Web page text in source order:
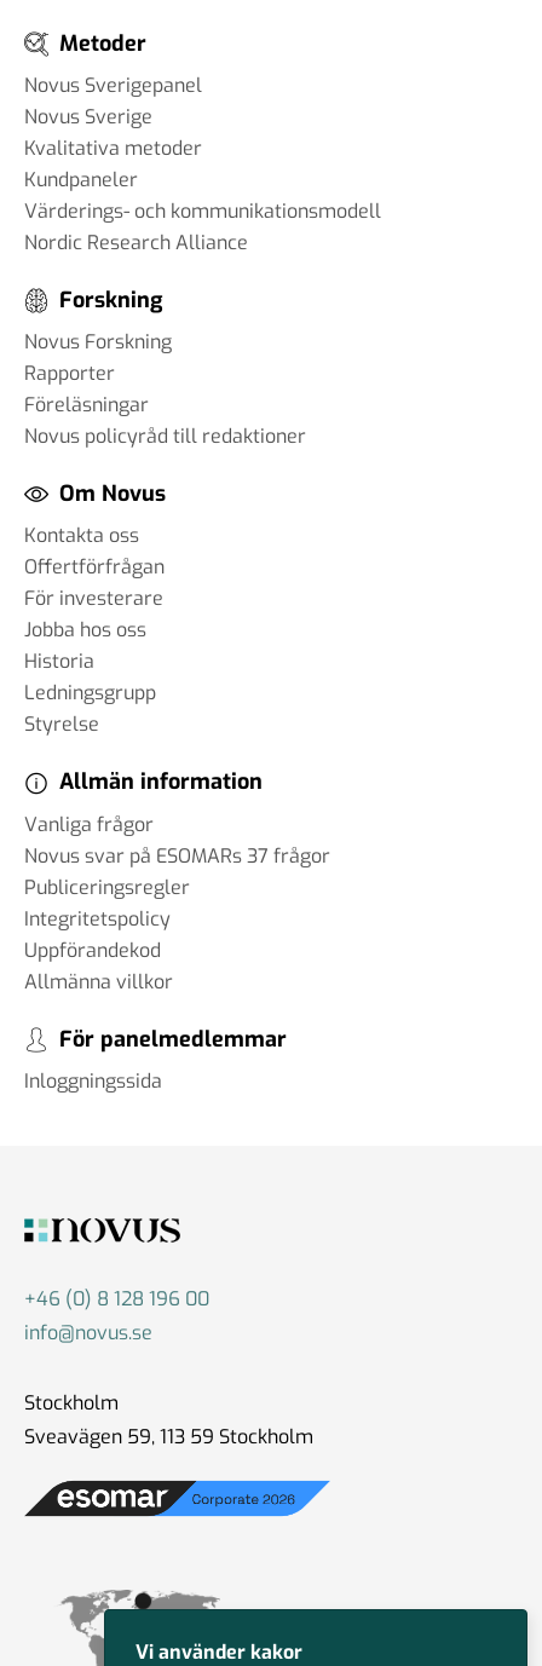
Metoder
Novus Sverigepanel
Novus Sverige
Kvalitativa metoder
Kundpaneler
Värderings- och kommunikationsmodell
Nordic Research Alliance
Forskning
Novus Forskning
Rapporter
Föreläsningar
Novus policyråd till redaktioner
Om Novus
Kontakta oss
Offertförfrågan
För investerare
Jobba hos oss
Historia
Ledningsgrupp
Styrelse
Allmän information
Vanliga frågor
Novus svar på ESOMARs 37 frågor
Publiceringsregler
Integritetspolicy
Uppförandekod
Allmänna villkor
För panelmedlemmar
Inloggningssida
+46 (0) 8 128 196 00
info@novus.se
Stockholm
Sveavägen 59, 113 59 Stockholm
Vi använder kakor